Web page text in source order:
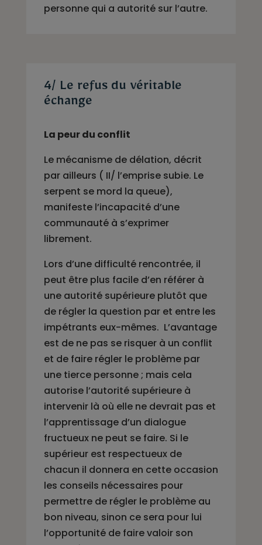
personne qui a autorité sur l’autre.
4/ Le refus du véritable
échange
La peur du conflit
Le mécanisme de délation, décrit
par ailleurs ( II/ l’emprise subie. Le
serpent se mord la queue),
manifeste l’incapacité d’une
communauté à s’exprimer
librement.
Lors d’une difficulté rencontrée, il
peut être plus facile d’en référer à
une autorité supérieure plutôt que
de régler la question par et entre les
impétrants eux-mêmes. L’avantage
est de ne pas se risquer à un conflit
et de faire régler le problème par
une tierce personne ; mais cela
autorise l’autorité supérieure à
intervenir là où elle ne devrait pas et
l’apprentissage d’un dialogue
fructueux ne peut se faire. Si le
supérieur est respectueux de
chacun il donnera en cette occasion
les conseils nécessaires pour
permettre de régler le problème au
bon niveau, sinon ce sera pour lui
l’opportunité de faire valoir son